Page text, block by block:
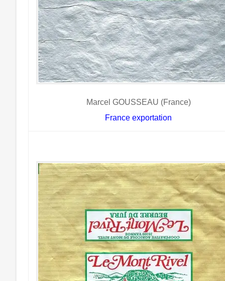
Marcel GOUSSEAU (France)
France exportation